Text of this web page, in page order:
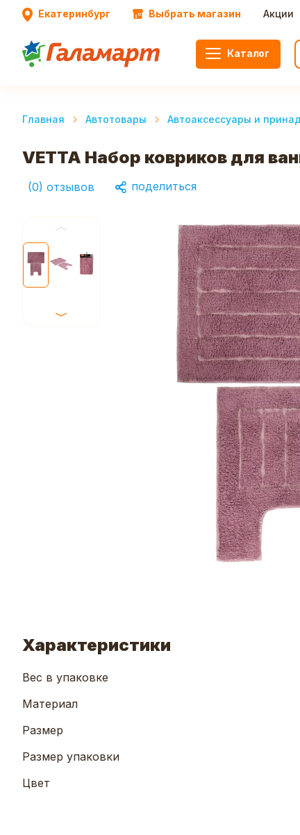
Екатеринбург Выбрать магазин Акции
Каталог
Главная Автотовары Автоаксессуары и
VETTA Набор ковриков для
(0) отзывов поделиться
Характеристики
Вес в упаковке
Материал
Размер
Размер упаковки
Цвет